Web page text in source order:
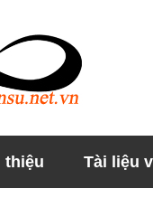
thiệu Tài liệu